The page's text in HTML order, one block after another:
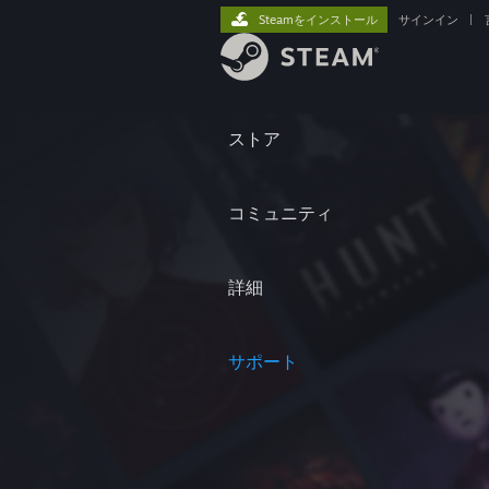
ストア
コミュニティ
詳細
サポート
Steamをインストール サインイン